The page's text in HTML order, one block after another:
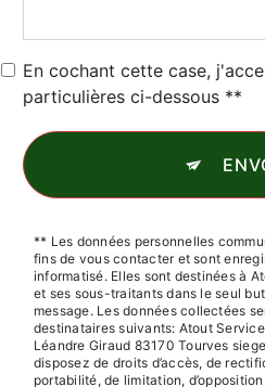
En cochant cette case,
particulières ci-dessous **
** Les données personnelles
fins de vous contacter et sont
informatisé. Elles sont destinées à
et ses sous-traitants dans le seul
message. Les données collectées
destinataires suivants: Atout
Léandre Giraud 83170 Tourves
disposez de droits d’accès, de
portabilité, de limitation,